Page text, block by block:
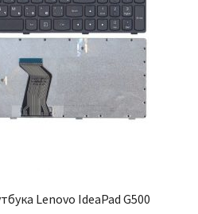
Lenovo IdeaPad G500